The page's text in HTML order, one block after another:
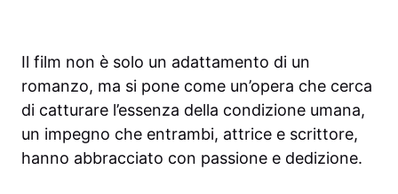
Il film non è solo un adattamento di un
romanzo, ma si pone come un’opera che cerca
di catturare l’essenza della condizione umana,
un impegno che entrambi, attrice e scrittore,
hanno abbracciato con passione e dedizione.